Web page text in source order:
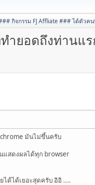
กิจกรรม FJ Affliate ### ได้ตัวค
ำยอดถึงท่านแ
มันไม่ขึ้นครับ
แสดงผลได้ทุก browser
ด้ได้เยอะสุดครับ อิอิ ....